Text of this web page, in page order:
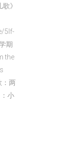
》
5If-
期
the
：两
小